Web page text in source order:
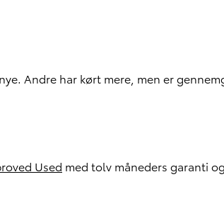
Andre har kørt mere, men er
Used med tolv måneders garanti